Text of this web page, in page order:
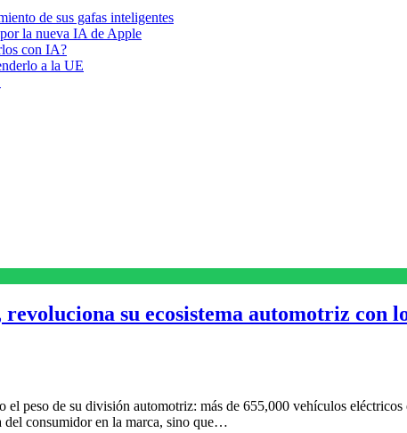
de sus gafas inteligentes
la nueva IA de Apple
con IA?
a la UE
su ecosistema automotriz con
peso de su división automotriz: más de 655,000 vehículos eléctricos
consumidor en la marca, sino que…